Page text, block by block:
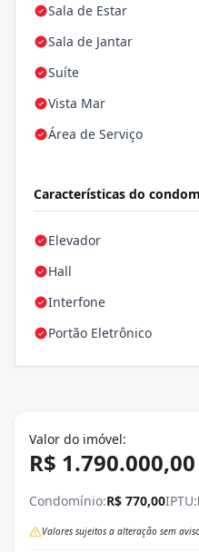
Sala de Estar
Sala de Jantar
Suíte
Vista Mar
Área de Serviço
Características do
Elevador
Hall
Interfone
Portão Eletrônico
Valor do imóvel:
R$ 1.790.000,00
Condomínio:R$ 770,00IPTU:
Valores sujeitos a alteração sem